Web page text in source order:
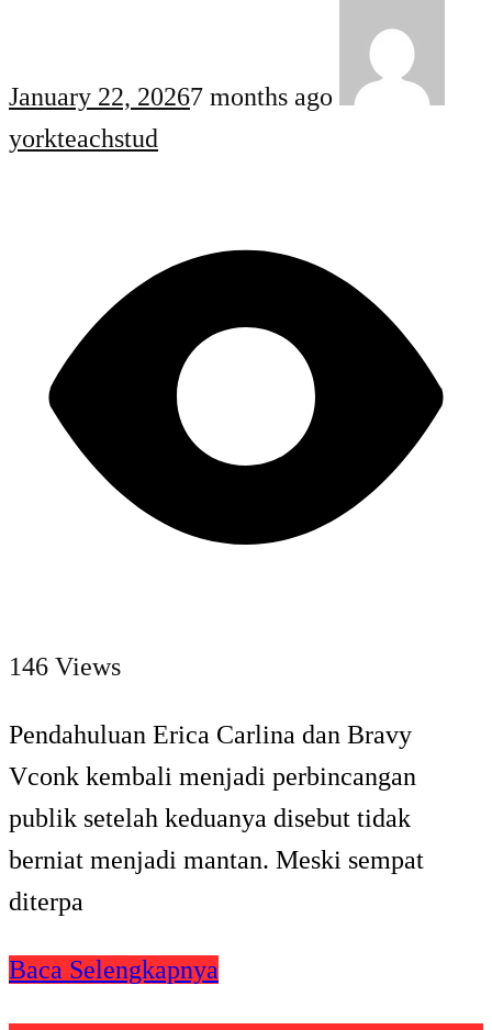
January 22, 20267 months ago
yorkteachstud
146 Views
Pendahuluan Erica Carlina dan Bravy
Vconk kembali menjadi perbincangan
publik setelah keduanya disebut tidak
berniat menjadi mantan. Meski sempat
diterpa
Baca Selengkapnya